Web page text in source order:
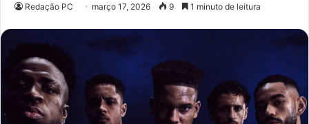
Redação PC março 17, 2026 9 1 minuto de leitura